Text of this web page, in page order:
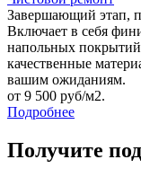
Завершающий этап,
Включает в себя
напольных
качественные
вашим ожиданиям.
от 9 500 руб/м2.
Подробнее
Получите